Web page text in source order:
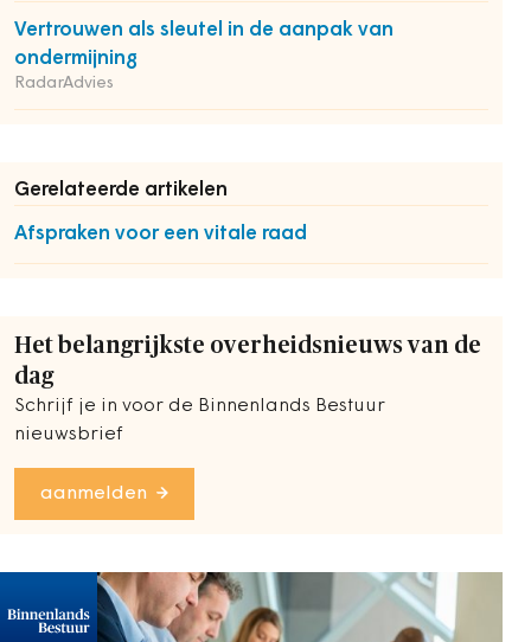
Vertrouwen als sleutel in de aanpak van
ondermijning
RadarAdvies
Gerelateerde artikelen
Afspraken voor een vitale raad
Het belangrijkste overheidsnieuws van de
dag
Schrijf je in voor de Binnenlands Bestuur
nieuwsbrief
aanmelden